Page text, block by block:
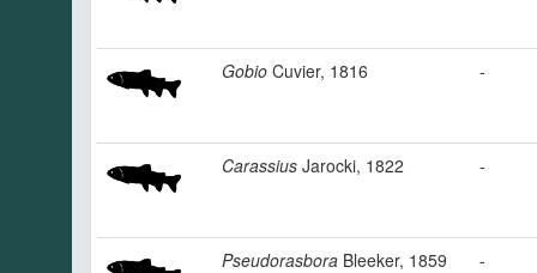
Gobio Cuvier, 1816 -
Carassius Jarocki, 1822 -
Pseudorasbora Bleeker, 1859 -